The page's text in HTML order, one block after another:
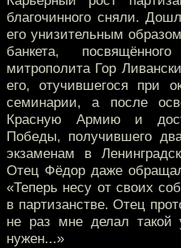
благочинного сняли.
его унизительным
банкета,
митрополита Гор
его, отучившегося при
семинарии, а после
Красную Армию и
Победы, получившего
экзаменам в
Отец Фёдор даже
«Теперь несу от своих
в партизанстве. Отец
не раз мне делал такой
нужен...»